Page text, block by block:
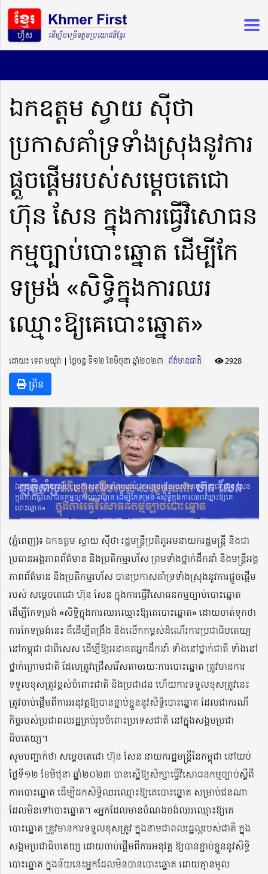
ឯកឧត្តម ស្វាយ ស៊ីថា
ប្រកាសគាំទ្រទាំងស្រុងនូវការ
ផ្តួចផ្តើមរបស់សម្តេចតេជោ
ហ៊ុន សែន ក្នុងការធ្វើវិសោធន
កម្មច្បាប់បោះឆ្នោត ដើម្បីកែ
ទម្រង់ «សិទ្ធិក្នុងការឈរ
ឈ្មោះឱ្យគេបោះឆ្នោត»
ដោយ៖ ទេព មយូរ៉ា ​​ | ថ្ងៃចន្ទ ទី១២ ខែមិថុនា ឆ្នាំ២០២៣ ព័ត៌មានជាតិ 2928
ព្រីន
ឯកឧត្តម ស្វាយ ស៊ីថា ប្រកាសគាំទ្រទាំងស្រុងនូវការផ្តួចផ្តើមរបស់សម្តេចតេជោ ហ៊ុន សែន
ក្នុងការធ្វើវិសោធនកម្មច្បាប់បោះឆ្នោត ដើម្បីកែទម្រង់ «សិទ្ធិក្នុងការឈរឈ្មោះឱ្យគេ
បោះឆ្នោត»
(ភ្នំពេញ)៖ ឯកឧត្តម ស្វាយ ស៊ីថា រដ្ឋមន្រ្តីប្រតិភូអមនាយករដ្ឋមន្រ្តី និងជា
ប្រធានអង្គភាពព័ត៌មាន និងប្រតិកម្មរហ័ស ព្រមទាំងថ្នាក់ដឹកនាំ និងមន្ត្រីអង្គ
ភាពព័ត៌មាន និងប្រតិកម្មរហ័ស បានប្រកាសគាំទ្រទាំងស្រុងនូវការផ្តួចផ្តើម
របស់ សម្តេចតេជោ ហ៊ុន សែន ក្នុងការធ្វើវិសោធនកម្មច្បាប់បោះឆ្នោត
ដើម្បីកែទម្រង់ «សិទ្ធិក្នុងការឈរឈ្មោះឱ្យគេបោះឆ្នោត» ដោយចាត់ទុកថា
ការកែទម្រង់នេះ គឺដើម្បីពង្រឹង និងលើកកម្ពស់ដំណើរការប្រជាធិបតេយ្យ
នៅកម្ពុជា ជាពិសេស ដើម្បីឱ្យអនាគតអ្នកដឹកនាំ ទាំងនៅថ្នាក់ជាតិ ទាំងនៅ
ថ្នាក់ក្រោមជាតិ ដែលត្រូវជ្រើសរើសតាមរយៈការបោះឆ្នោត ត្រូវមានការ
ទទួលខុសត្រូវខ្ពស់ចំពោះជាតិ និងប្រជាជន ហើយការទទួលខុសត្រូវនេះ
ត្រូវចាប់ផ្តើមពីការអនុវត្តឱ្យបានខ្ជាប់ខ្ជួននូវសិទ្ធិបោះឆ្នោត ដែលជាករណី
កិច្ចរបស់ប្រជាពលរដ្ឋគ្រប់រូបចំពោះប្រទេសជាតិ នៅក្នុងសង្គមប្រជា
ធិបតេយ្យ។
សូមបញ្ជាក់ថា សម្តេចតេជោ ហ៊ុន សែន នាយករដ្ឋមន្ត្រីនៃកម្ពុជា នៅយប់
ថ្ងៃទី១២ ខែមិថុនា ឆ្នាំ២០២៣ បានស្នើឱ្យសិក្សាធ្វើវិសោធនកម្មច្បាប់ស្តីពី
ការបោះឆ្នោត ដើម្បីដកសិទ្ធិឈរឈ្មោះឱ្យគេបោះឆ្នោត សម្រាប់ជនណា
ដែលមិនទៅបោះឆ្នោត។ «អ្នកដែលមានបំណងចង់ឈរឈ្មោះឱ្យគេ
បោះឆ្នោត ត្រូវមានការទទួលខុសត្រូវ ក្នុងនាមជាពលរដ្ឋល្អរបស់ជាតិ ក្នុង
សង្គមប្រជាធិបតេយ្យ ដោយចាប់ផ្តើមពីការអនុវត្ត ឱ្យបានខ្ជាប់ខ្ជួននូវសិទ្ធិ
បោះឆ្នោត ក្នុងន័យនេះអ្នកដែលមិនបានបោះឆ្នោត ដោយគ្មានមូល